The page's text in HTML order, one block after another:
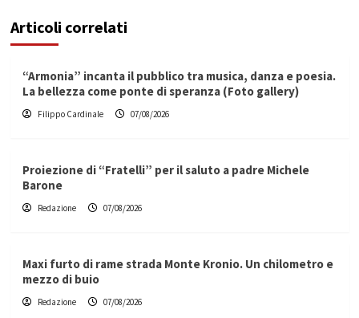
Articoli correlati
“Armonia” incanta il pubblico tra musica, danza e poesia.
La bellezza come ponte di speranza (Foto gallery)
Filippo Cardinale 07/08/2026
Proiezione di “Fratelli” per il saluto a padre Michele
Barone
Redazione 07/08/2026
Maxi furto di rame strada Monte Kronio. Un chilometro e
mezzo di buio
Redazione 07/08/2026